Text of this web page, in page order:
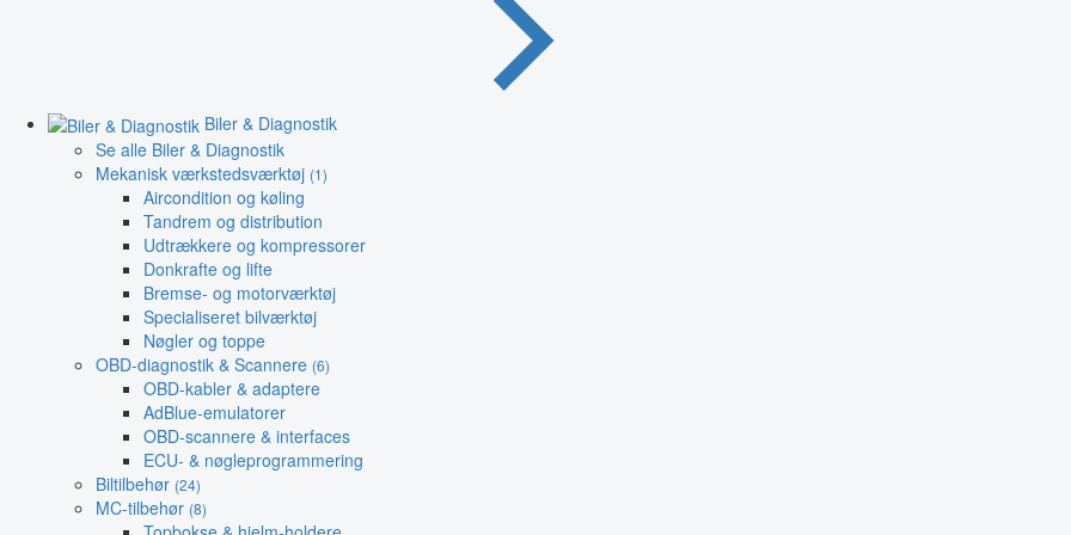
Biler & Diagnostik
Se alle Biler & Diagnostik
Mekanisk værkstedsværktøj (1)
Aircondition og køling
Tandrem og distribution
Udtrækkere og kompressorer
Donkrafte og lifte
Bremse- og motorværktøj
Specialiseret bilværktøj
Nøgler og toppe
OBD-diagnostik & Scannere (6)
OBD-kabler & adaptere
AdBlue-emulatorer
OBD-scannere & interfaces
ECU- & nøgleprogrammering
Biltilbehør (24)
MC-tilbehør (8)